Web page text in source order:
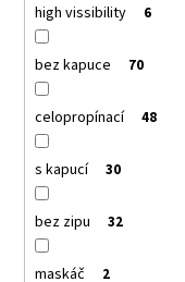
high vissibility 6
bez kapuce 70
celopropínací 48
s kapucí 30
bez zipu 32
maskáč 2